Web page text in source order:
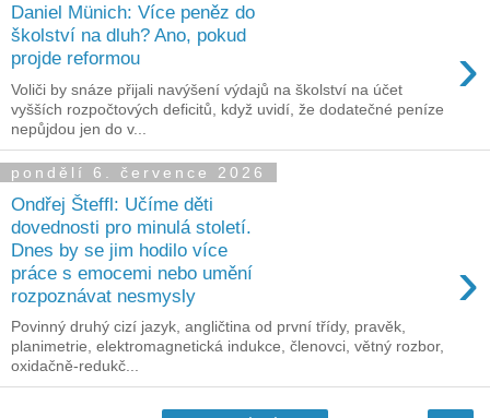
Daniel Münich: Více peněz do
školství na dluh? Ano, pokud
projde reformou
›
Voliči by snáze přijali navýšení výdajů na školství na účet
vyšších rozpočtových deficitů, když uvidí, že dodatečné peníze
nepůjdou jen do v...
pondělí 6. července 2026
Ondřej Šteffl: Učíme děti
dovednosti pro minulá století.
Dnes by se jim hodilo více
práce s emocemi nebo umění
rozpoznávat nesmysly
›
Povinný druhý cizí jazyk, angličtina od první třídy, pravěk,
planimetrie, elektromagnetická indukce, členovci, větný rozbor,
oxidačně-redukč...